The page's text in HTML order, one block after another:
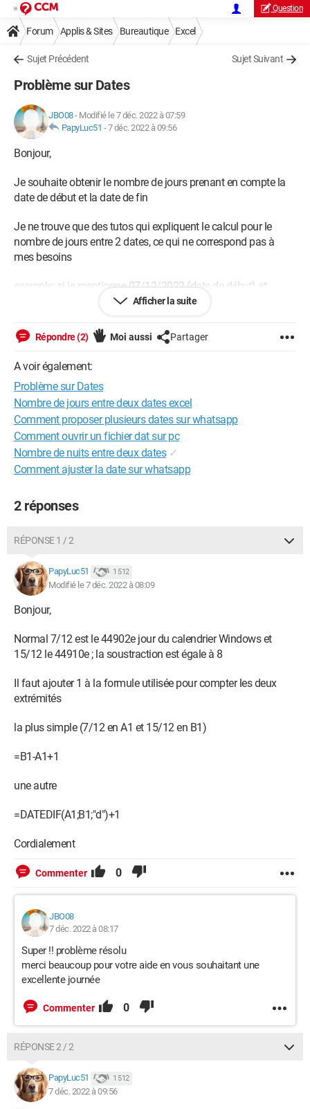
Question
Forum Applis & Sites Bureautique Excel
Sujet Précédent Sujet Suivant
Problème sur Dates
JBO08- Modifié le 7 déc. 2022 à 07:59
PapyLuc51 -7 déc. 2022 à 09:56
Bonjour,
Je souhaite obtenir le nombre de jours prenant en compte la
date de début et la date de fin
Je ne trouve que des tutos qui expliquent le calcul pour le
nombre de jours entre 2 dates, ce qui ne correspond pas à
mes besoins
exemple: si je mentionne 07/12/2022 (date de début) et
15/12/2022 (date de fin) je veux obtenir 9 jours
merci pour votre aide
bonne journée
Windows / Firefox 107.0
Afficher la suite
Répondre (2) Moi aussi Partager
A voir également:
Problème sur Dates
Nombre de jours entre deux dates excel
Comment proposer plusieurs dates sur whatsapp
Comment ouvrir un fichier dat sur pc
Nombre de nuits entre deux dates ✓
Comment ajuster la date sur whatsapp
2 réponses
RÉPONSE 1 / 2
PapyLuc51 1 512
Modifié le 7 déc. 2022 à 08:09
Bonjour,
Normal 7/12 est le 44902e jour du calendrier Windows et
15/12 le 44910e ; la soustraction est égale à 8
Il faut ajouter 1 à la formule utilisée pour compter les deux
extrémités
la plus simple (7/12 en A1 et 15/12 en B1)
=B1-A1+1
une autre
=DATEDIF(A1;B1;"d")+1
Cordialement
Commenter 0
JBO08
7 déc. 2022 à 08:17
Super !! problème résolu
merci beaucoup pour votre aide en vous souhaitant une
excellente journée
Commenter 0
RÉPONSE 2 / 2
PapyLuc51 1 512
7 déc. 2022 à 09:56